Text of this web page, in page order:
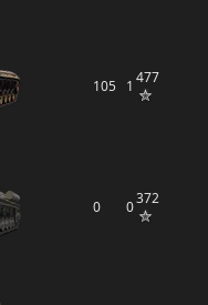
105 1 477
0 0372